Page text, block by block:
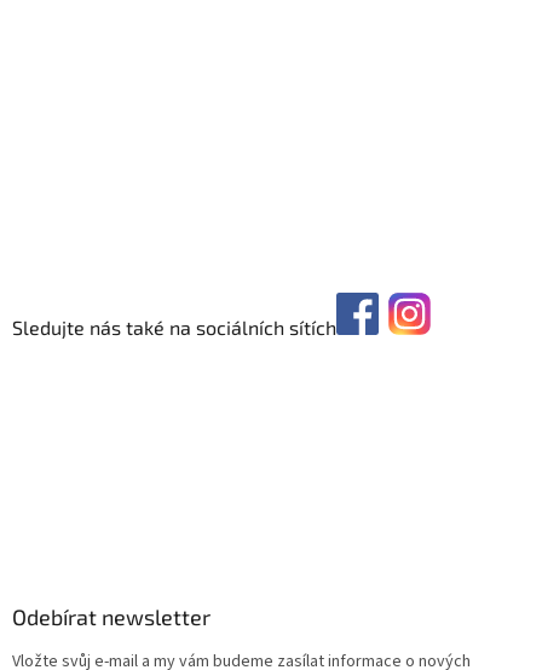
Sledujte nás také na sociálních sítích
Odebírat newsletter
Vložte svůj e-mail a my vám budeme zasílat informace o nových